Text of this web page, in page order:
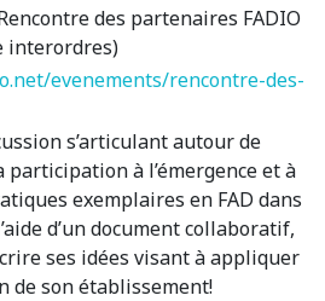
des partenaires FADIO
interordres)
evenements/rencontre-des-
s’articulant autour de
à l’émergence et à
exemplaires en FAD dans
d’un document collaboratif,
ses idées visant à appliquer
de son établissement!